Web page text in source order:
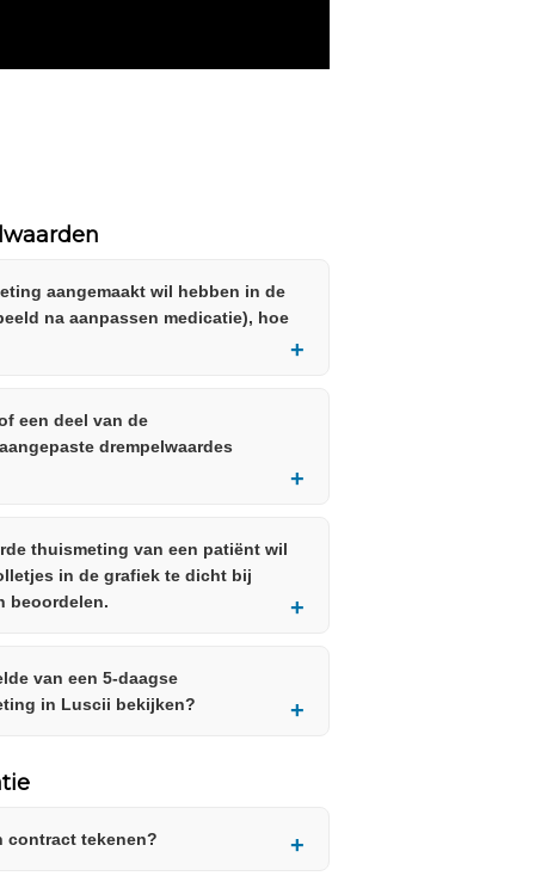
aangemaakt wil hebben in de
na aanpassen medicatie), hoe
een deel van de
drempelwaardes
thuismeting van een patiënt wil
in de grafiek te dicht bij
beoordelen.
van een 5-daagse
in Luscii bekijken?
contract tekenen?